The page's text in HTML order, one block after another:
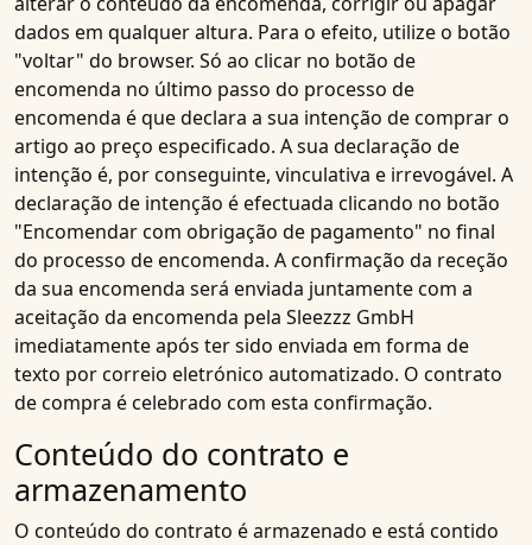
dados em qualquer altura. Para o efeito, utilize o botão
"voltar" do browser. Só ao clicar no botão de
encomenda no último passo do processo de
encomenda é que declara a sua intenção de comprar o
artigo ao preço especificado. A sua declaração de
intenção é, por conseguinte, vinculativa e irrevogável. A
declaração de intenção é efectuada clicando no botão
"Encomendar com obrigação de pagamento" no final
do processo de encomenda. A confirmação da receção
da sua encomenda será enviada juntamente com a
aceitação da encomenda pela Sleezzz GmbH
imediatamente após ter sido enviada em forma de
texto por correio eletrónico automatizado. O contrato
de compra é celebrado com esta confirmação.
Conteúdo do contrato e
armazenamento
O conteúdo do contrato é armazenado e está contido